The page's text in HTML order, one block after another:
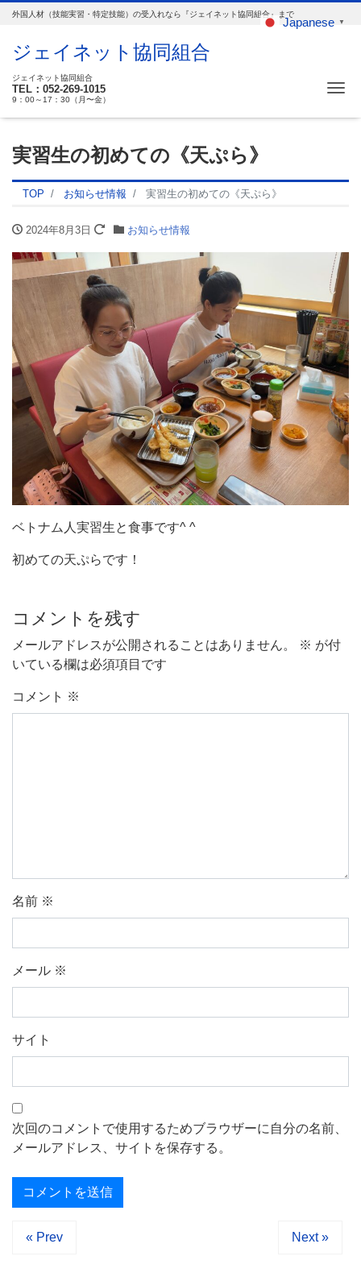
外国人材（技能実習・特定技能）の受入れなら『ジェイネット協同組合』まで
ジェイネット協同組合
ジェイネット協同組合
TEL：052-269-1015
9：00～17：30（月〜金）
実習生の初めての《天ぷら》
TOP お知らせ情報 実習生の初めての《天ぷら》
2024年8月3日 お知らせ情報
ベトナム人実習生と食事です^ ^
初めての天ぷらです！
コメントを残す
メールアドレスが公開されることはありません。 ※ が付
いている欄は必須項目です
コメント ※
名前 ※
メール ※
サイト
次回のコメントで使用するためブラウザーに自分の名前、
メールアドレス、サイトを保存する。
« Prev Next »
Japanese ▼